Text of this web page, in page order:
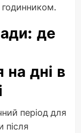
де
дні в
період для
після